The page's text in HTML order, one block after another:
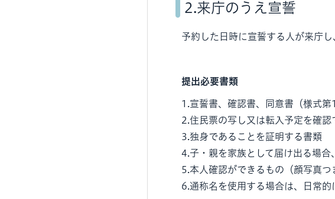
2.来庁のうえ宣誓
予約した日時に宣誓する人が来庁
提出必要書類
1.宣誓書、確認書、同意書（様式第
2.住民票の写し又は転入予定を確認
3.独身であることを証明する書類
4.子・親を家族として届け出る場
5.本人確認ができるもの（顔写真つ
6.通称名を使用する場合は、日常